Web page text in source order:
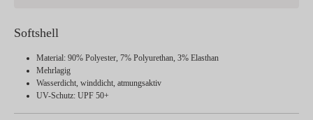
Softshell
Material: 90% Polyester, 7% Polyurethan, 3% Elasthan
Mehrlagig
Wasserdicht, winddicht, atmungsaktiv
UV-Schutz: UPF 50+